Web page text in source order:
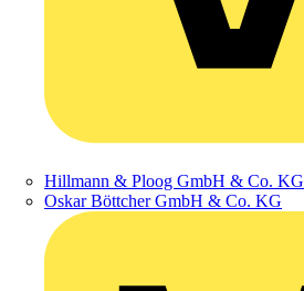
Hillmann & Ploog GmbH & Co. KG
Oskar Böttcher GmbH & Co. KG